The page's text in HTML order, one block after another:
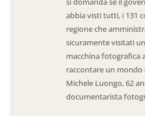
abbia visti tutti, i 131
regione che
sicuramente visitati
macchina fotografica
raccontare un mondo
Michele Luongo, 62
documentarista